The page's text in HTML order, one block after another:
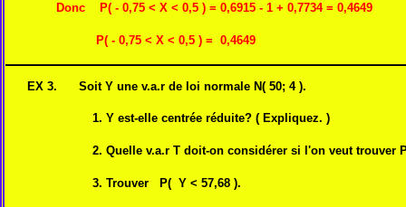
Donc P( - 0,75 < X < 0,5 ) = 0,6915 - 1 + 0,7734 = 0,4649
P( - 0,75 < X < 0,5 ) = 0,4649
EX 3. Soit Y une v.a.r de loi normale N( 50; 4 ).
1. Y est-elle centrée réduite? ( Expliquez. )
2. Quelle v.a.r T doit-on considérer si l'on veut trouver P(
3. Trouver P( Y < 57,68 ).